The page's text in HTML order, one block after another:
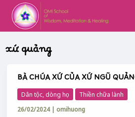
content
xứ quảng
BÀ CHÚA XỨ CỦA XỨ NGŨ
Dân tộc, dòng họ
Thiền chữa lành
26/02/2024 | omihuong
BÀ
CHÚA
XỨ
CỦA
CHUYÊN
MỤC: